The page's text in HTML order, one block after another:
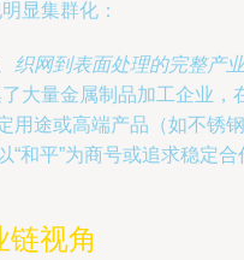
显集群化：
织网到表面处理的完整产
大量金属制品加工企业，
用途或高端产品（如不锈钢
“和平”为商号或追求稳
视角